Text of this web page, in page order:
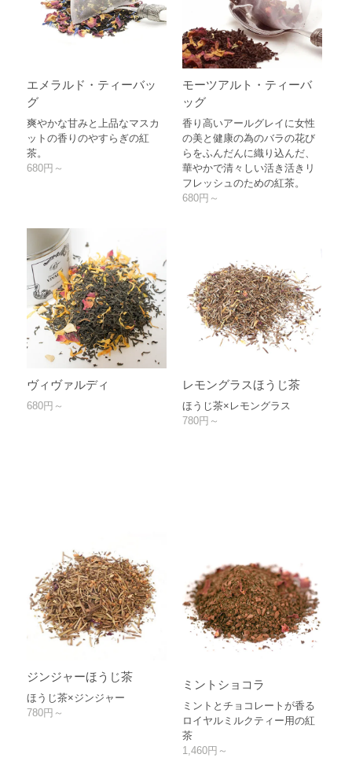
エメラルド・ティーバッ
グ
爽やかな甘みと上品なマスカ
ットの香りのやすらぎの紅
茶。
680円～
モーツアルト・ティーバ
ッグ
香り高いアールグレイに女性
の美と健康の為のバラの花び
らをふんだんに織り込んだ、
華やかで清々しい活き活きリ
フレッシュのための紅茶。
680円～
ヴィヴァルディ
680円～
レモングラスほうじ茶
ほうじ茶×レモングラス
780円～
ジンジャーほうじ茶
ほうじ茶×ジンジャー
780円～
ミントショコラ
ミントとチョコレートが香る
ロイヤルミルクティー用の紅
茶
1,460円～